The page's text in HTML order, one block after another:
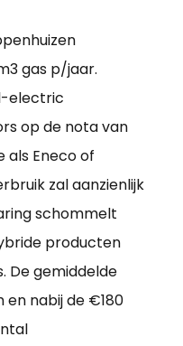
gas p/jaar.
electric
op de nota van
als Eneco of
zal aanzienlijk
schommelt
producten
De gemiddelde
en nabij de €180